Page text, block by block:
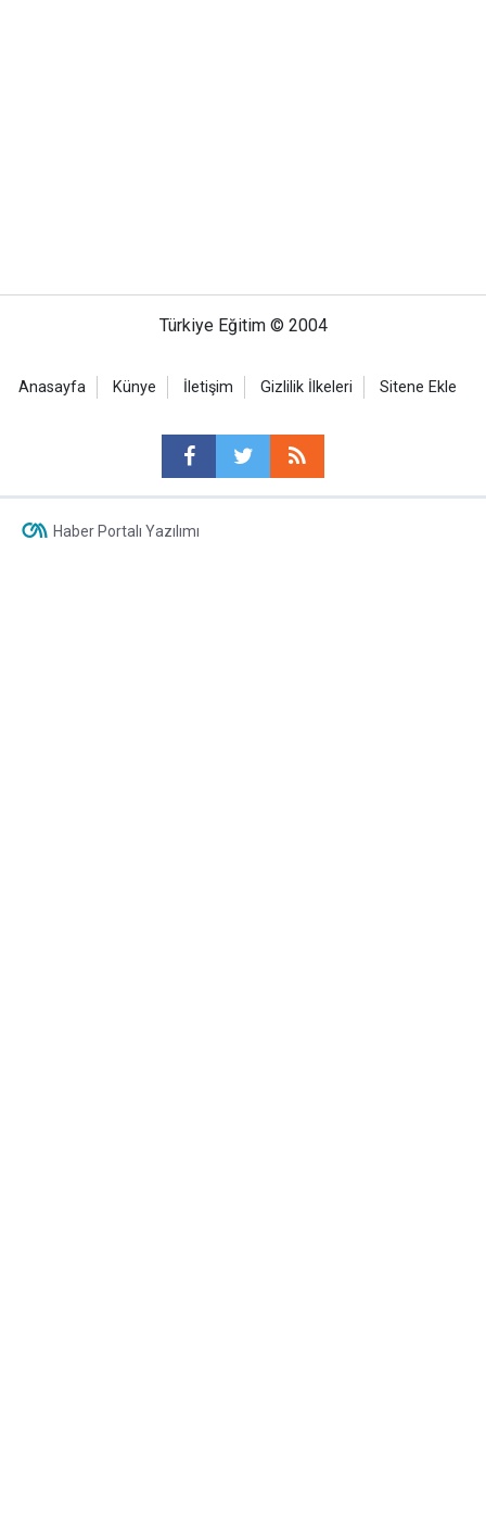
Türkiye Eğitim © 2004
Anasayfa Künye İletişim Gizlilik İlkeleri Sitene Ekle
Haber Portalı Yazılımı